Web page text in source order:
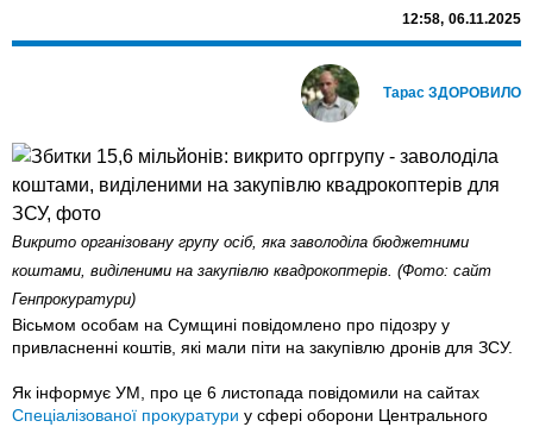
12:58, 06.11.2025
Тарас ЗДОРОВИЛО
Викрито організовану групу осіб, яка заволоділа бюджетними
коштами, виділеними на закупівлю квадрокоптерів. (Фото: сайт
Генпрокуратури)
Вісьмом особам на Сумщині повідомлено про підозру у
привласненні коштів, які мали піти на закупівлю дронів для ЗСУ.
Як інформує УМ, про це 6 листопада повідомили на сайтах
Спеціалізованої прокуратури у сфері оборони Центрального